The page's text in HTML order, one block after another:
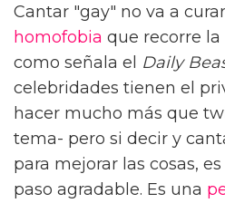
Cantar "gay" no va a
homofobia que recorre
como señala el Daily
celebridades tienen el
hacer mucho más que
tema- pero si decir y
para mejorar las cosas,
paso agradable. Es una